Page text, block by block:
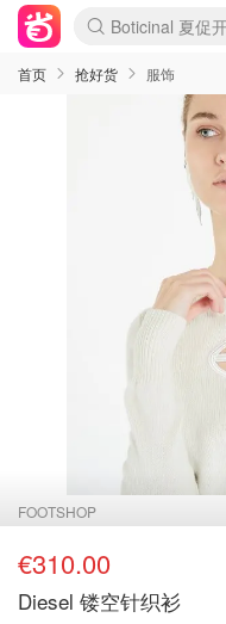
Boticinal 夏促开
4折！lulu周四
还没结束！
Joybuy变相75
速领！Stanley
疑似霸哥！
Zalando 奥莱闪
Moncler反季囤
Coach
首页 抢好货 服饰
FOOTSHOP
€310.00
Diesel 镂空针织衫